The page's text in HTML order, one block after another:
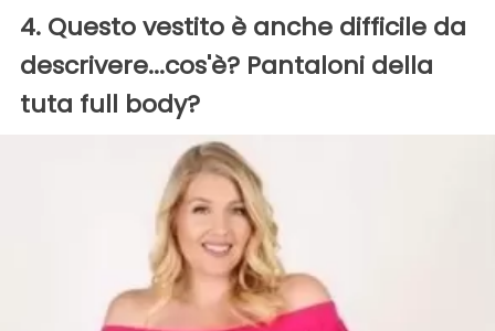
4. Questo vestito è anche difficile da
descrivere...cos'è? Pantaloni della
tuta full body?